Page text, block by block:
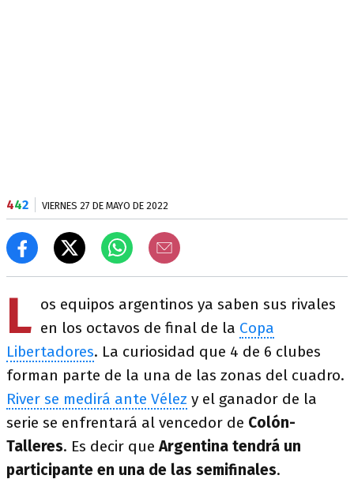
442 VIERNES 27 DE MAYO DE 2022
L os equipos argentinos ya saben sus rivales
en los octavos de final de la Copa
Libertadores. La curiosidad que 4 de 6 clubes
forman parte de la una de las zonas del cuadro.
River se medirá ante Vélez y el ganador de la
serie se enfrentará al vencedor de Colón-
Talleres. Es decir queArgentina tendrá un
participante en una de las semifinales.